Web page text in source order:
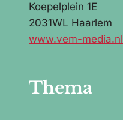
Koepelplein 1E
2031WL Haarlem
www.vem-media.nl
Thema